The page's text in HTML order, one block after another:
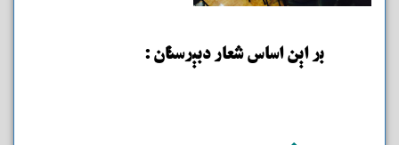
بر این اساس شعار دبیرستان :